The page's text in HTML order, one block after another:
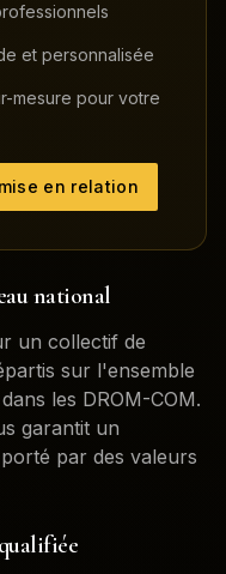
et personnalisée
mesure pour votre
en relation
national
un collectif de
sur l'ensemble
les DROM-COM.
garantit un
par des valeurs